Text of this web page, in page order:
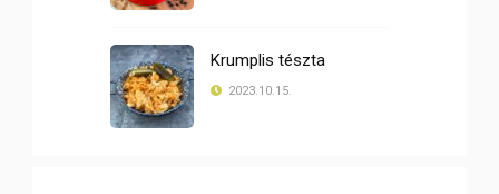
Krumplis tészta
2023.10.15.